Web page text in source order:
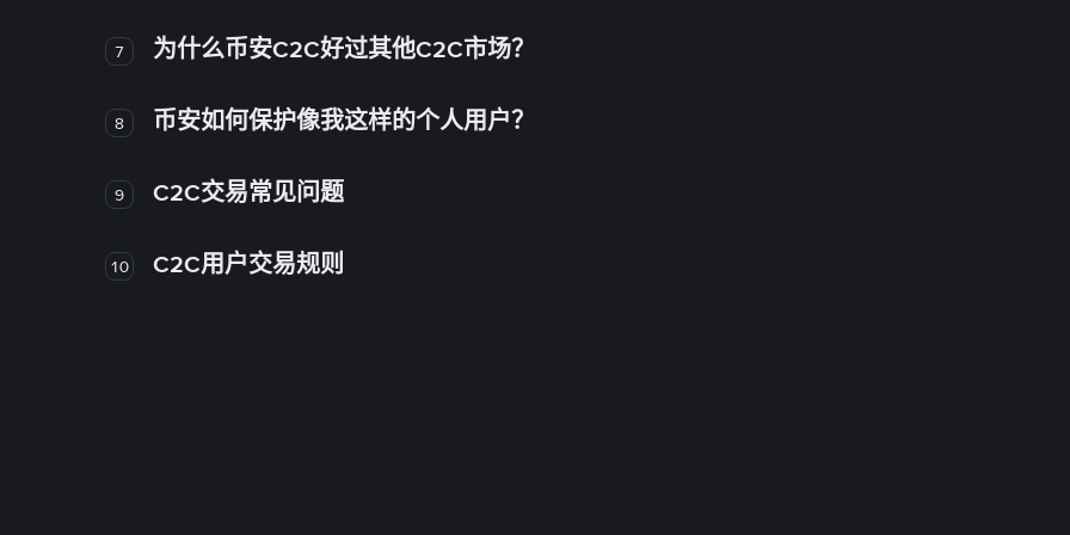
7 为什么币安C2C好过其他C2C市场？
8 币安如何保护像我这样的个人用户？
9 C2C交易常见问题
10 C2C用户交易规则